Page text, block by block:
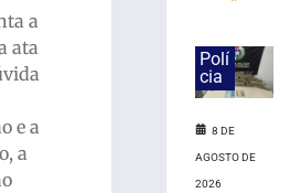
a
ata
e a
a
Vagner
Tebalde
Federal
Polí
cia
8 DE
AGOSTO DE
2026